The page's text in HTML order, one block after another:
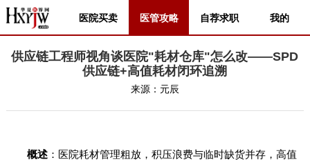
医院买卖 医管攻略 自荐求职 我的
供应链工程师视角谈医院"耗材仓库"怎么改——SPD
供应链+高值耗材闭环追溯
来源： 元辰
概述：医院耗材管理粗放，积压浪费与临时缺货并存，高值